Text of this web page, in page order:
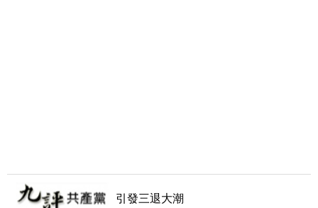
引發三退大潮